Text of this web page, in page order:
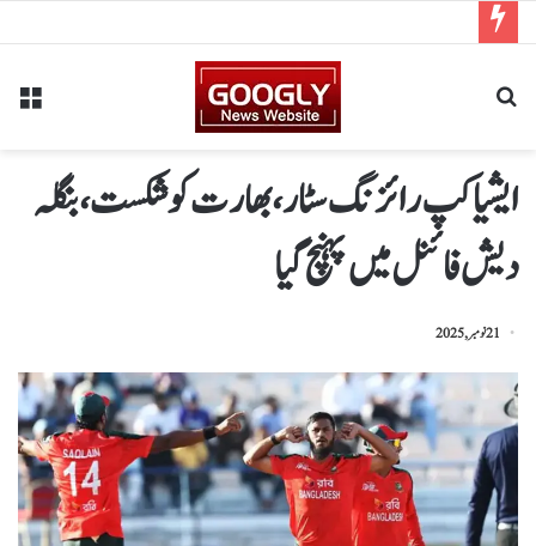
ایشیا کپ رائزنگ سٹار،بھارت کوشکست ،بنگلہ
دیش فائنل میں پہنچ گیا
21 نومبر, 2025